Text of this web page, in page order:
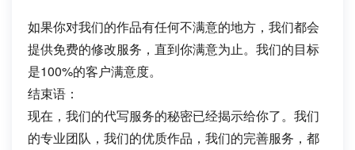
如果你对我们的作品有任何不满意的地方，我们都会
提供免费的修改服务，直到你满意为止。我们的目标
是100%的客户满意度。
结束语：
现在，我们的代写服务的秘密已经揭示给你了。我们
的专业团队，我们的优质作品，我们的完善服务，都